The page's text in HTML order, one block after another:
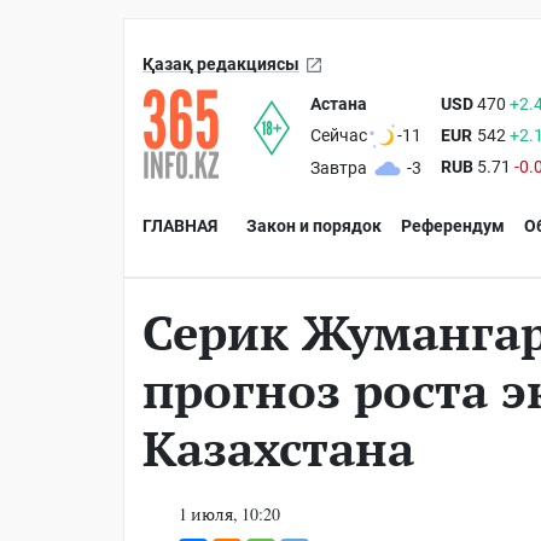
Қазақ редакциясы
Астана
Сейчас
-11
Завтра
-3
USD470
EUR 542
RUB 5.71 -
ГЛАВНАЯ Закон и порядок Референдум
Серик
прогноз роста
Казахстана
1 июля, 10:20